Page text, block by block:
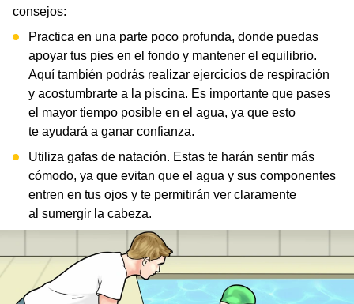
consejos:
Practica en una parte poco profunda, donde puedas
apoyar tus pies en el fondo y mantener el equilibrio.
Aquí también podrás realizar ejercicios de respiración
y acostumbrarte a la piscina. Es importante que pases
el mayor tiempo posible en el agua, ya que esto
te ayudará a ganar confianza.
Utiliza gafas de natación. Estas te harán sentir más
cómodo, ya que evitan que el agua y sus componentes
entren en tus ojos y te permitirán ver claramente
al sumergir la cabeza.